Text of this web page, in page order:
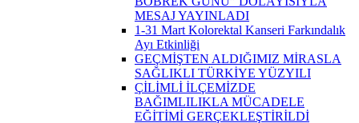
MESAJ YAYINLADI
1-31 Mart Kolorektal Kanseri Farkındalık
Ayı Etkinliği
GEÇMİŞTEN ALDIĞIMIZ MİRASLA
SAĞLIKLI TÜRKİYE YÜZYILI
ÇİLİMLİ İLÇEMİZDE
BAĞIMLILIKLA MÜCADELE
EĞİTİMİ GERÇEKLEŞTİRİLDİ